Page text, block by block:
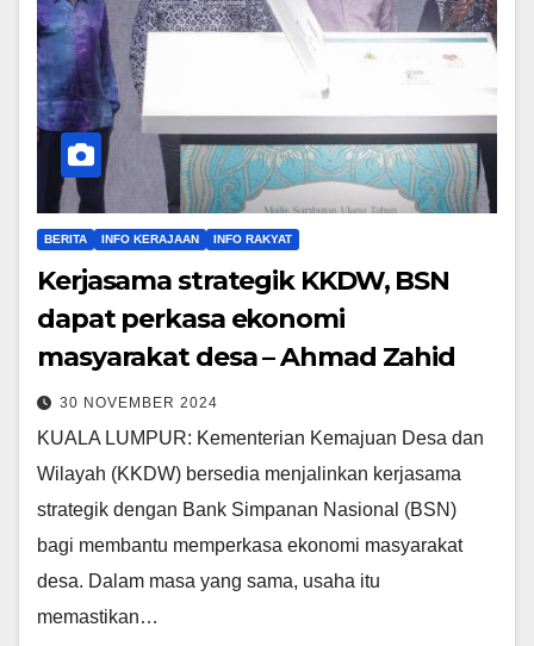
BERITA INFO KERAJAAN INFO RAKYAT
Kerjasama strategik KKDW, BSN
dapat perkasa ekonomi
masyarakat desa – Ahmad Zahid
30 NOVEMBER 2024
KUALA LUMPUR: Kementerian Kemajuan Desa dan
Wilayah (KKDW) bersedia menjalinkan kerjasama
strategik dengan Bank Simpanan Nasional (BSN)
bagi membantu memperkasa ekonomi masyarakat
desa. Dalam masa yang sama, usaha itu
memastikan…